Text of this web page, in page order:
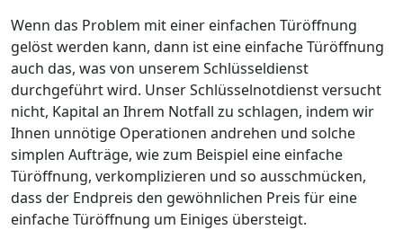
Wenn das Problem mit einer einfachen Türöffnung
gelöst werden kann, dann ist eine einfache Türöffnung
auch das, was von unserem Schlüsseldienst
durchgeführt wird. Unser Schlüsselnotdienst versucht
nicht, Kapital an Ihrem Notfall zu schlagen, indem wir
Ihnen unnötige Operationen andrehen und solche
simplen Aufträge, wie zum Beispiel eine einfache
Türöffnung, verkomplizieren und so ausschmücken,
dass der Endpreis den gewöhnlichen Preis für eine
einfache Türöffnung um Einiges übersteigt.